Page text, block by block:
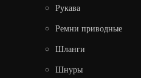
Рукава
Ремни приводные
Шланги
Шнуры